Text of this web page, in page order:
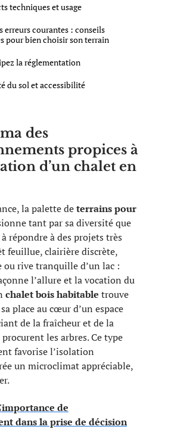
techniques et usage
erreurs courantes : conseils
pour bien choisir son terrain
la réglementation
du sol et accessibilité
des
propices à
d’un chalet en
la palette deterrains pour
tant par sa diversité que
répondre à des projets très
feuillue, clairière discrète,
ou rive tranquille d’un lac :
l’allure et la vocation du
chalet bois habitable trouve
place au cœur d’un espace
de la fraîcheur et de la
les arbres. Ce type
favorise l’isolation
un microclimat appréciable,
de
dans la prise de décision